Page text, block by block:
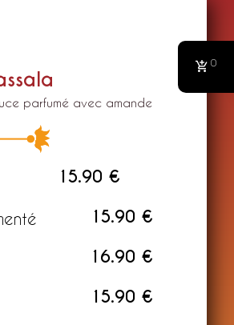
parfumé avec amande
15.90 €
15.90 €
16.90 €
15.90 €
0